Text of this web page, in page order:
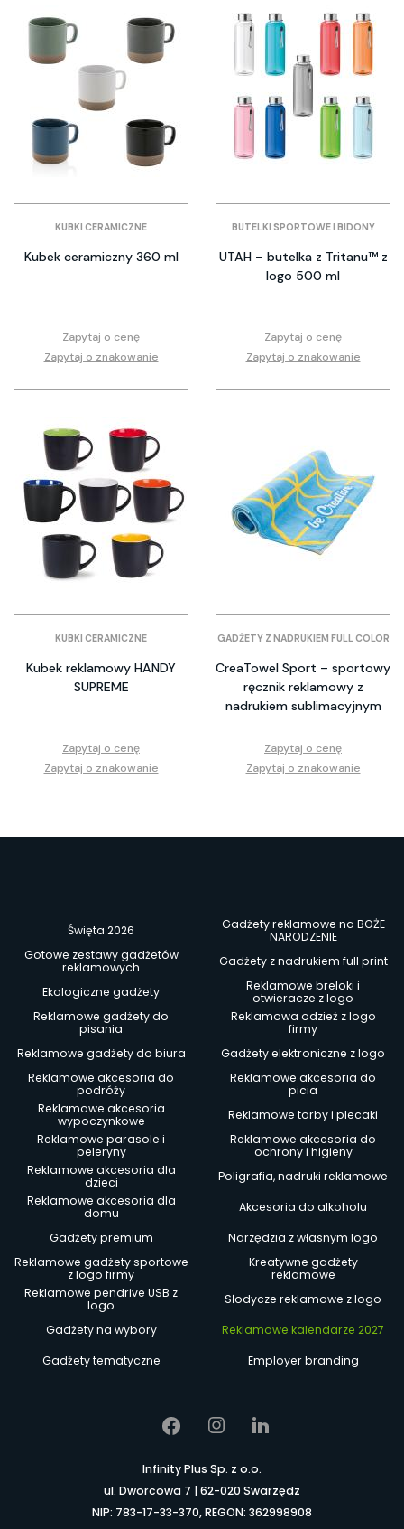
KUBKI CERAMICZNE
Kubek ceramiczny 360 ml
Zapytaj o cenę
Zapytaj o znakowanie
BUTELKI SPORTOWE I BIDONY
UTAH – butelka z Tritanu™ z
logo 500 ml
Zapytaj o cenę
Zapytaj o znakowanie
KUBKI CERAMICZNE
Kubek reklamowy HANDY
SUPREME
Zapytaj o cenę
Zapytaj o znakowanie
GADŻETY Z NADRUKIEM FULL COLOR
CreaTowel Sport – sportowy
ręcznik reklamowy z
nadrukiem sublimacyjnym
Zapytaj o cenę
Zapytaj o znakowanie
Święta 2026
Gadżety reklamowe na BOŻE
NARODZENIE
Gotowe zestawy gadżetów
reklamowych
Gadżety z nadrukiem full print
Ekologiczne gadżety
Reklamowe breloki i
otwieracze z logo
Reklamowe gadżety do
pisania
Reklamowa odzież z logo
firmy
Reklamowe gadżety do biura
Gadżety elektroniczne z logo
Reklamowe akcesoria do
podróży
Reklamowe akcesoria do
picia
Reklamowe akcesoria
wypoczynkowe
Reklamowe torby i plecaki
Reklamowe parasole i
peleryny
Reklamowe akcesoria do
ochrony i higieny
Reklamowe akcesoria dla
dzieci
Poligrafia, nadruki reklamowe
Reklamowe akcesoria dla
domu
Akcesoria do alkoholu
Gadżety premium
Narzędzia z własnym logo
Reklamowe gadżety sportowe
z logo firmy
Kreatywne gadżety
reklamowe
Reklamowe pendrive USB z
logo
Słodycze reklamowe z logo
Gadżety na wybory
Reklamowe kalendarze 2027
Gadżety tematyczne
Employer branding
Infinity Plus Sp. z o.o.
ul. Dworcowa 7 | 62-020 Swarzędz
NIP: 783-17-33-370, REGON: 362998908